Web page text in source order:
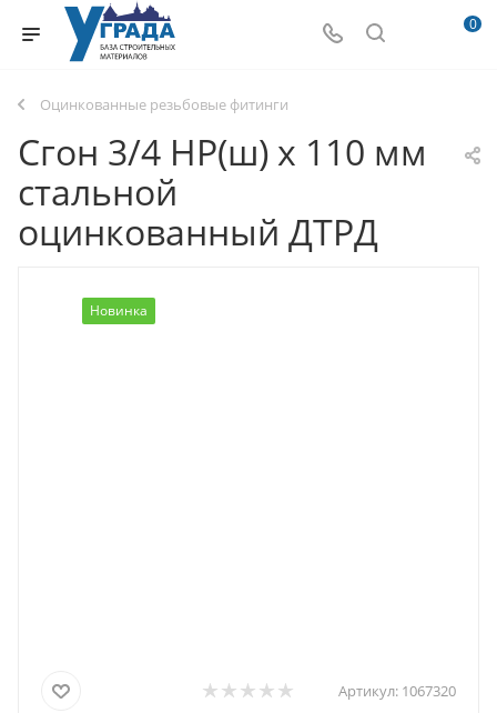
0
Оцинкованные резьбовые фитинги
Сгон 3/4 НР(ш) х 110 мм
стальной
оцинкованный ДТРД
Новинка
Артикул: 1067320